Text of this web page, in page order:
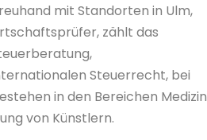
mit Standorten in Ulm,
zählt das
Steuerrecht, bei
in den Bereichen Medizin
von Künstlern.